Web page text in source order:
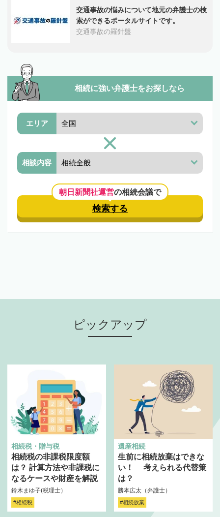
交通事故の悩みについて地元の弁護士の検
索ができるポータルサイトです。
交通事故の羅針盤
相続に強い弁護士をお探しなら
エリア
相談内容
朝日新聞社運営の相続会議で
検索する
ピックアップ
相続税・贈与税
相続税の非課税限度額
は？ 計算方法や非課税に
なるケースや財産を解説
鈴木まゆ子(税理士）
#相続税
遺産相続
生前に相続放棄はできな
い！ 考えられる代替策
は？
勝本広太（弁護士）
#相続放棄